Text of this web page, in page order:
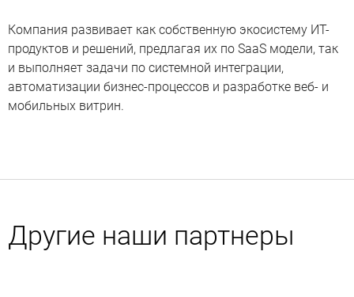
Компания развивает как собственную экосистему ИТ-
продуктов и решений, предлагая их по SaaS модели, так
и выполняет задачи по системной интеграции,
автоматизации бизнес-процессов и разработке веб- и
мобильных витрин.
Другие наши партнеры